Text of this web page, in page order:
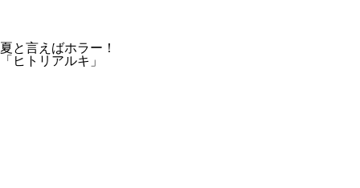
夏と言えばホラー！
「ヒトリアルキ」